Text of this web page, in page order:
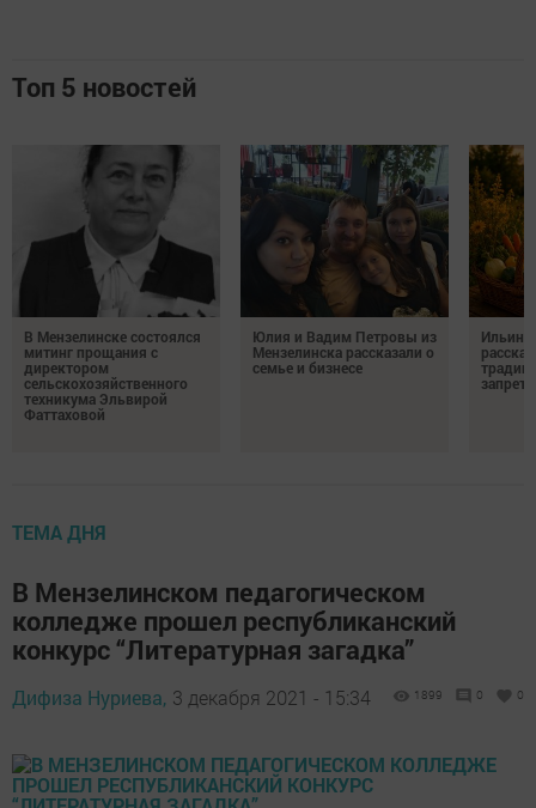
Топ 5 новостей
В Мензелинске состоялся
митинг прощания с
директором
сельскохозяйственного
техникума Эльвирой
Фаттаховой
Юлия и Вадим Петровы из
Мензелинска рассказали о
семье и бизнесе
Ильин
ТЕМА ДНЯ
В Мензелинском педагогическом
колледже прошел республиканский
конкурс “Литературная загадка”
Дифиза Нуриева, 3 декабря 2021 - 15:34 1899 0 0